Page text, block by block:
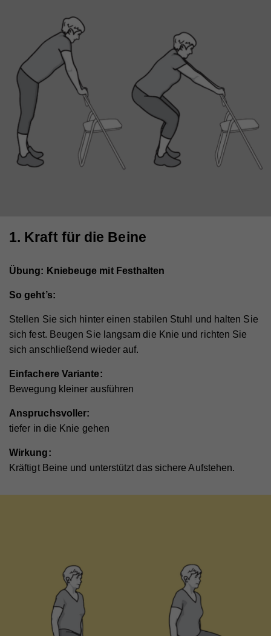
1. Kraft für die Beine
Übung: Kniebeuge mit Festhalten
So geht’s:
Stellen Sie sich hinter einen stabilen Stuhl und halten Sie
sich fest. Beugen Sie langsam die Knie und richten Sie
sich anschließend wieder auf.
Einfachere Variante:
Bewegung kleiner ausführen
Anspruchsvoller:
tiefer in die Knie gehen
Wirkung:
Kräftigt Beine und unterstützt das sichere Aufstehen.